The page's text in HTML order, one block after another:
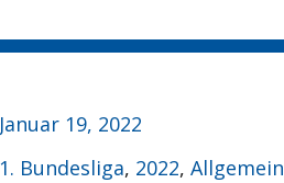
Veröffentlicht
am
Januar 19, 2022
Kategorien
1. Bundesliga, 2022,Allgemein